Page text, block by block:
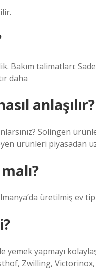
Bakım talimatları:
daha
anlaşılır?
Solingen
ürünleri piyasadan
üretilmiş ev
yemek yapmayı
Zwilling, Victorinox,